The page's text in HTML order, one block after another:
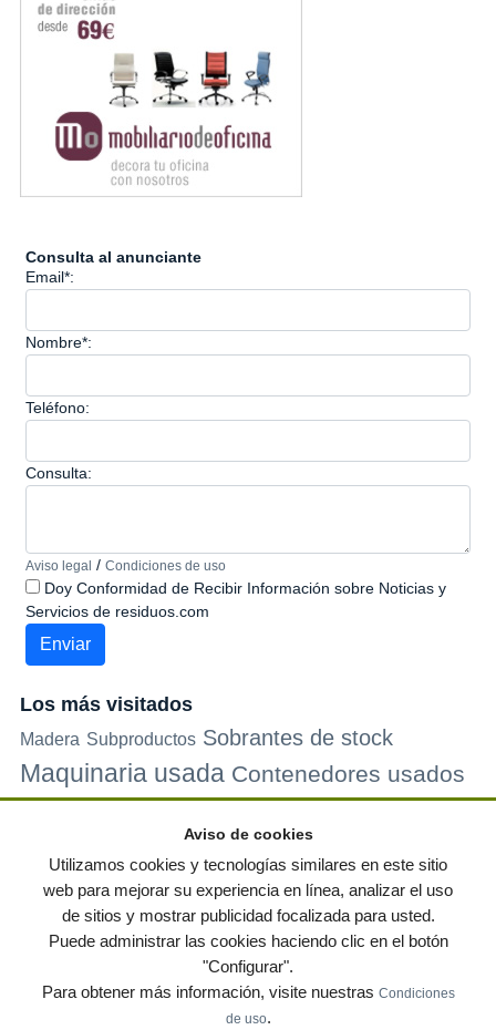
Consulta al anunciante
Email*:
Nombre*:
Teléfono:
Consulta:
Aviso legal / Condiciones de uso
Doy Conformidad de Recibir Información sobre Noticias y
Servicios de residuos.com
Los más visitados
Madera Subproductos Sobrantes de stock
Maquinaria usada Contenedores usados
Palets de plastico Electrodomesticos
© residuos.com - Todos los derechos reservados Política de privacidad
Condiciones de uso|Contacto|Editores| Mapa web|Preguntas frecuentes
Publica tus anuncios gratis!
Aviso de cookies
Utilizamos cookies y tecnologías similares en este sitio
web para mejorar su experiencia en línea, analizar el uso
de sitios y mostrar publicidad focalizada para usted.
Puede administrar las cookies haciendo clic en el botón
"Configurar".
Para obtener más información, visite nuestras Condiciones
de uso.